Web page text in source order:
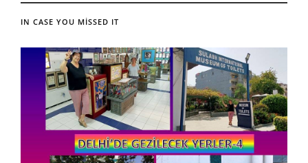
IN CASE YOU MISSED IT